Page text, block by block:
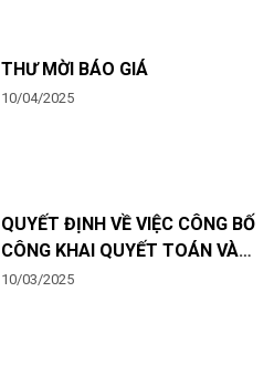
THƯ MỜI BÁO GIÁ
10/04/2025
QUYẾT ĐỊNH VỀ VIỆC CÔNG BỐ
CÔNG KHAI QUYẾT TOÁN VÀ
CÔNG KHAI THUYẾT MINH
10/03/2025